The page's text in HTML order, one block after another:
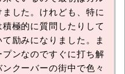
した。けれども、特に
極的に質問したりして
励みになりました。ま
ンなのですぐに打ち解
クーバーの街中で色々